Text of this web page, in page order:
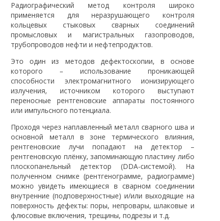
Радиографический метод контроля широко
применяется для неразрушающего контроля
кольцевых стыковых сварных соединений
промысловых и магистральных газопроводов,
трубопроводов нефти и нефтепродуктов.
Это один из методов дефектоскопии, в основе
которого – использование проникающей
способности электромагнитного ионизирующего
излучения, источником которого выступают
переносные рентгеновские аппараты постоянного
или импульсного потенциала.
Проходя через наплавленный металл сварного шва и
основной металл в зоне термического влияния,
рентгеновские лучи попадают на детектор –
рентгеновскую плёнку, запоминающую пластину либо
плоскопанельный детектор (DDA-системой). На
полученном снимке (рентгенограмме, радиограмме)
можно увидеть имеющиеся в сварном соединении
внутренние (подповерхностные) и/или выходящие на
поверхность дефекты: поры, непровары, шлаковые и
флюсовые включения, трещины, подрезы и т.д.